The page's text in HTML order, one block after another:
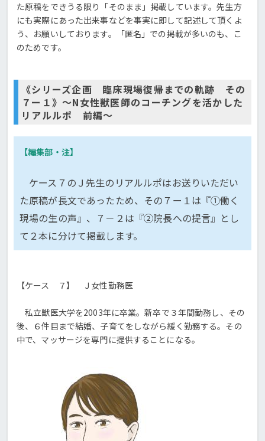
た原稿をできうる限り「そのまま」掲載しています。先生方
にも実際にあった出来事などを事実に即して記述して頂くよ
う、お願いしております。「匿名」での掲載が多いのも、こ
のためです。
《シリーズ企画 臨床現場復帰までの軌跡 その
７ー１》～N女性獣医師のコーチングを活かした
リアルルポ 前編～
【編集部・注】
ケース７のＪ先生のリアルルポはお送りいただい
た原稿が長文であったため、その７ー１は『①働く
現場の生の声』、７－２は『②院長への提言』とし
て２本に分けて掲載します。
【ケース ７】 Ｊ女性勤務医
私立獣医大学を2003年に卒業。新卒で３年間勤務し、その
後、６件目まで結婚、子育てをしながら緩く勤務する。その
中で、マッサージを専門に提供することになる。